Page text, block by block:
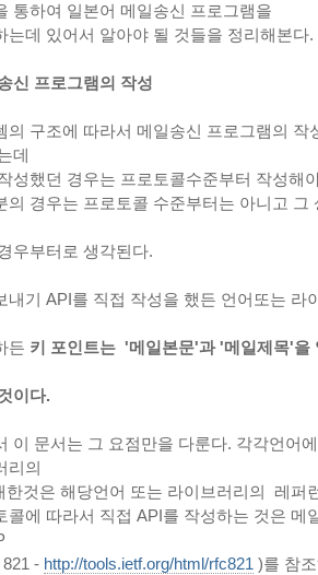
통하여 일본어 메일송신 프로그램을
는데 있어서 알아야 될 것들을 정리해본다.
신 프로그램의 작성
의 구조에 따라서 메일송신 프로그램의 작
데
성했던 경우는 프로토콜수준부터 작성해
의 경우는 프로토콜 수준부터는 아니고 그
우부터로 생각된다.
내기 API를 직접 작성을 했든 언어또는 라
든 키 포인트는 '메일본문'과 '메일제목'을
이다.
이 문서는 그 요점만을 다룬다. 각각언어
리의
한것은 해당언어 또는 라이브러리의 레퍼
콜에 따라서 직접 API를 작성하는 것은 메
- http://tools.ietf.org/html/rfc821 )를 참